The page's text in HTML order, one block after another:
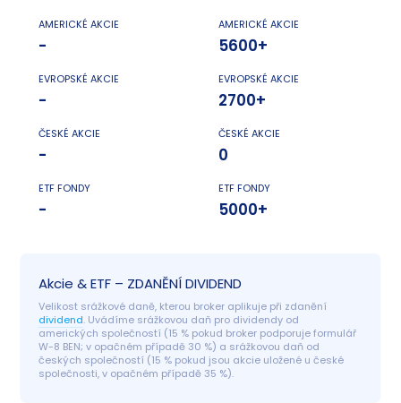
AMERICKÉ AKCIE
-
EVROPSKÉ AKCIE
-
ČESKÉ AKCIE
-
ETF FONDY
-
AMERICKÉ AKCIE
5600+
EVROPSKÉ AKCIE
2700+
ČESKÉ AKCIE
0
ETF FONDY
5000+
Akcie & ETF – ZDANĚNÍ DIVIDEND
Velikost srážkové daně, kterou broker aplikuje při zdanění
dividend. Uvádíme srážkovou daň pro dividendy od
amerických společností (15 % pokud broker podporuje formulář
W-8 BEN; v opačném případě 30 %) a srážkovou daň od
českých společností (15 % pokud jsou akcie uložené u české
společnosti, v opačném případě 35 %).